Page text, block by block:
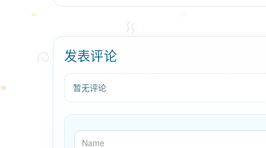
发表评论
暂无评论